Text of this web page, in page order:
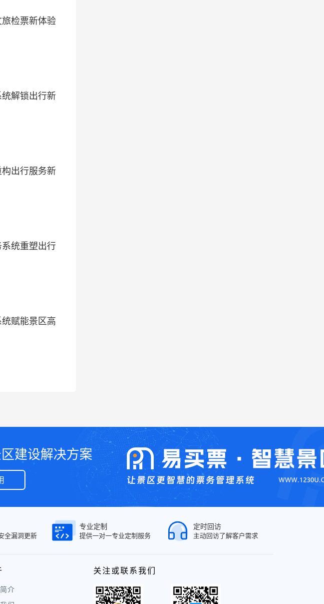
检票新体验
解锁出行新
出行服务新
统重塑出行
赋能景区高
建设解决方案
全漏洞更新
专业定制
提供一对一专业定制服务
定时回访
主动回访了解客户需求
介
关注或联系我们